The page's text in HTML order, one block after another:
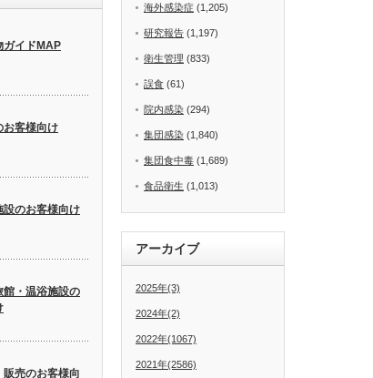
ガイドMAP
お客様向け
設のお客様向け
館・温浴施設の
販売のお客様向
海外感染症 (1,205)
研究報告 (1,197)
衛生管理 (833)
誤食 (61)
院内感染 (294)
集団感染 (1,840)
集団食中毒 (1,689)
食品衛生 (1,013)
アーカイブ
2025年(3)
2024年(2)
2022年(1067)
2021年(2586)